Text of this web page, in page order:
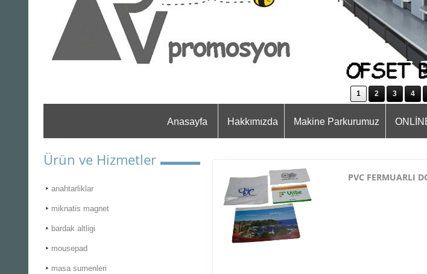
1 2 3 4
Anasayfa Hakkımızda Makine Parkurumuz
Ürün ve Hizmetler
anahtarliklar
miknatis magnet
bardak altligi
mousepad
masa sumenleri
PVC FERMUARLI